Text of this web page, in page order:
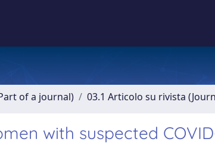
of a journal) 03.1 Articolo su rivista
with suspected